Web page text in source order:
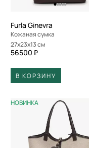
Furla Ginevra
Кожаная сумка
27x23x13 см
56500 ₽
В КОРЗИНУ
НОВИНКА